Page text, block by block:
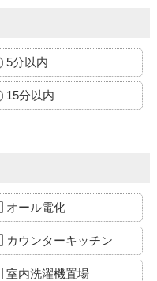
5分以内
15分以内
オール電化
カウンターキッチン
室内洗濯機置場